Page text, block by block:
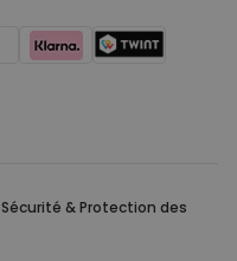
Sécurité & Protection des